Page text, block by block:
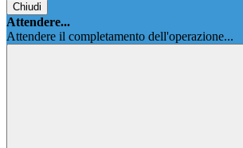
Chiudi
Attendere...
Attendere il completamento dell'operazione...